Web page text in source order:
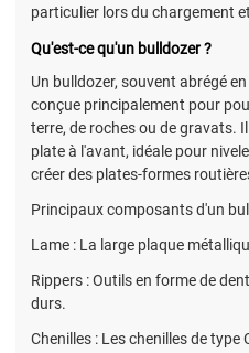
particulier lors du chargement
Qu'est-ce qu'un bulldozer ?
Un bulldozer, souvent abrégé
conçue principalement pour
terre, de roches ou de gravats.
plate à l'avant, idéale pour
créer des plates-formes
Principaux composants d'un
Lame : La large plaque
Rippers : Outils en forme de
durs.
Chenilles : Les chenilles de